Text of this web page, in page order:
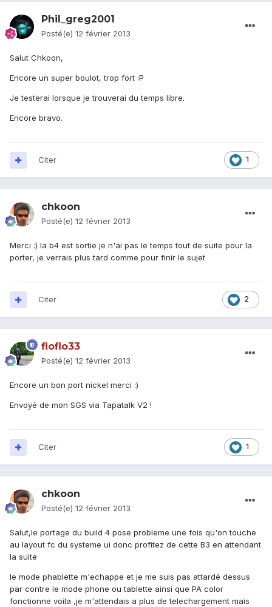
Phil_greg2001
Posté(e) 12 février 2013
Salut Chkoon,
Encore un super boulot, trop fort :P
Je testerai lorsque je trouverai du temps libre.
Encore bravo.
1
Citer
chkoon
Posté(e) 12 février 2013
Merci :) la b4 est sortie je n'ai pas le temps tout de suite pour la
porter, je verrais plus tard comme pour finir le sujet
2
Citer
floflo33
Posté(e) 12 février 2013
Encore un bon port nickel merci :)
Envoyé de mon SGS via Tapatalk V2 !
1
Citer
chkoon
Posté(e) 12 février 2013
Salut,le portage du build 4 pose probleme une fois qu'on touche
au layout fc du systeme ui donc profitez de cette B3 en attendant
la suite
le mode phablette m'echappe et je me suis pas attardé dessus
par contre le mode phone ou tablette ainsi que PA color
fonctionne voila ,je m'attendais a plus de telechargement mais